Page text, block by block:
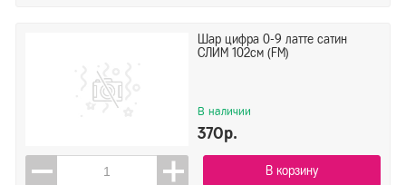
Шар цифра 0-9 латте сатин
СЛИМ 102см (FM)
В наличии
370р.
В корзину